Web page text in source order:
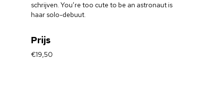
schrijven. You’re too cute to be an astronaut is
haar solo-debuut.
Prijs
€19,50